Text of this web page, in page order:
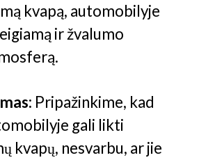
kvapą, automobilyje
ir žvalumo
Pripažinkime, kad
gali likti
kvapų, nesvarbu, ar jie